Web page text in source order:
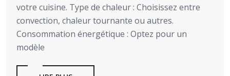
votre cuisine. Type de chaleur : Choisissez entre
convection, chaleur tournante ou autres.
Consommation énergétique : Optez pour un
modèle